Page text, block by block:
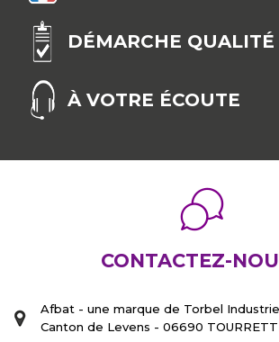
DÉMARCHE QUALITÉ
À VOTRE ÉCOUTE
CONTACTEZ-
Afbat - une marque de Torbel
Canton de Levens - 06690